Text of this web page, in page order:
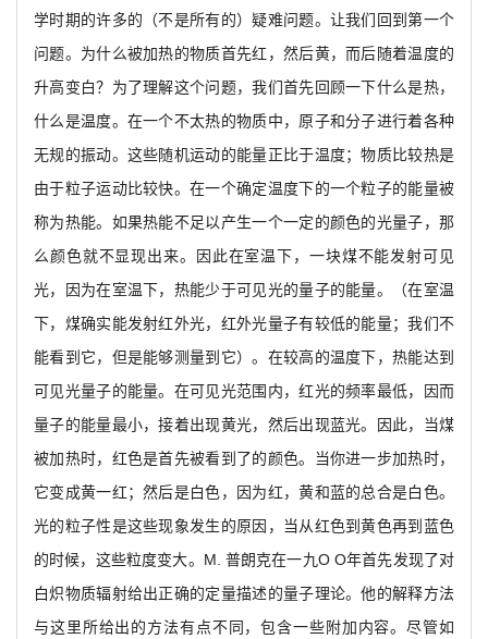
学时期的许多的（不是所有的）疑难问题。让我们回到第一个
问题。为什么被加热的物质首先红，然后黄，而后随着温度的
升高变白？为了理解这个问题，我们首先回顾一下什么是热，
什么是温度。在一个不太热的物质中，原子和分子进行着各种
无规的振动。这些随机运动的能量正比于温度；物质比较热是
由于粒子运动比较快。在一个确定温度下的一个粒子的能量被
称为热能。如果热能不足以产生一个一定的颜色的光量子，那
么颜色就不显现出来。因此在室温下，一块煤不能发射可见
光，因为在室温下，热能少于可见光的量子的能量。（在室温
下，煤确实能发射红外光，红外光量子有较低的能量；我们不
能看到它，但是能够测量到它）。在较高的温度下，热能达到
可见光量子的能量。在可见光范围内，红光的频率最低，因而
量子的能量最小，接着出现黄光，然后出现蓝光。因此，当煤
被加热时，红色是首先被看到了的颜色。当你进一步加热时，
它变成黄一红；然后是白色，因为红，黄和蓝的总合是白色。
光的粒子性是这些现象发生的原因，当从红色到黄色再到蓝色
的时候，这些粒度变大。M. 普朗克在一九O O年首先发现了对
白炽物质辐射给出正确的定量描述的量子理论。他的解释方法
与这里所给出的方法有点不同，包含一些附加内容。尽管如